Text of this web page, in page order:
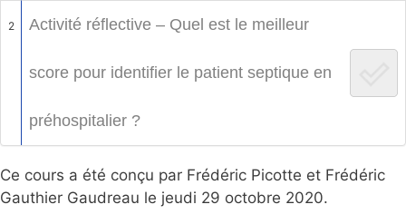
2 Activité réflective – Quel est le meilleur
score pour identifier le patient septique en
préhospitalier ?
Ce cours a été conçu par Frédéric Picotte et Frédéric
Gauthier Gaudreau le jeudi 29 octobre 2020.